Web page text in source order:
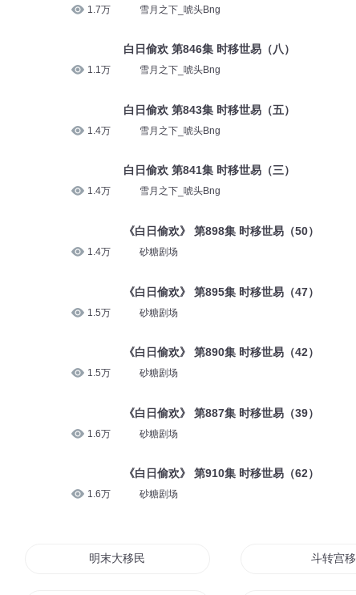
1.7万
1.1万
1.4万
1.4万
1.4万
1.5万
1.5万
1.6万
1.6万
雪月之下_唬头Bng
白日偷欢 第846集 时移世易（八）
雪月之下_唬头Bng
白日偷欢 第843集 时移世易（五）
雪月之下_唬头Bng
白日偷欢 第841集 时移世易（三）
雪月之下_唬头Bng
《白日偷欢》 第898集 时移世易（50）
砂糖剧场
《白日偷欢》 第895集 时移世易（47）
砂糖剧场
《白日偷欢》 第890集 时移世易（42）
砂糖剧场
《白日偷欢》 第887集 时移世易（39）
砂糖剧场
《白日偷欢》 第910集 时移世易（62）
砂糖剧场
明末大移民时代 斗转宫移